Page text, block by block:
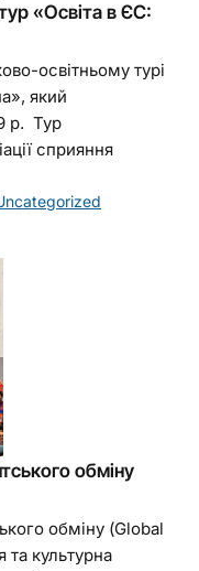
«Освіта в ЄС:
освітньому турі
який
р. Тур
сприяння
обміну
обміну (Global
та культурна